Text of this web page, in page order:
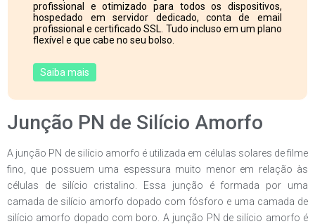
profissional e otimizado para todos os dispositivos,
hospedado em servidor dedicado, conta de email
profissional e certificado SSL. Tudo incluso em um plano
flexível e que cabe no seu bolso.
Saiba mais
Junção PN de Silício Amorfo
A junção PN de silício amorfo é utilizada em células solares de filme
fino, que possuem uma espessura muito menor em relação às
células de silício cristalino. Essa junção é formada por uma
camada de silício amorfo dopado com fósforo e uma camada de
silício amorfo dopado com boro. A junção PN de silício amorfo é